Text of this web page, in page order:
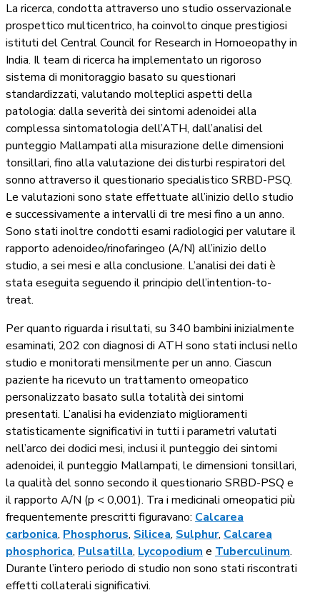
La ricerca, condotta attraverso uno studio osservazionale
prospettico multicentrico, ha coinvolto cinque prestigiosi
istituti del Central Council for Research in Homoeopathy in
India. Il team di ricerca ha implementato un rigoroso
sistema di monitoraggio basato su questionari
standardizzati, valutando molteplici aspetti della
patologia: dalla severità dei sintomi adenoidei alla
complessa sintomatologia dell’ATH, dall’analisi del
punteggio Mallampati alla misurazione delle dimensioni
tonsillari, fino alla valutazione dei disturbi respiratori del
sonno attraverso il questionario specialistico SRBD-PSQ.
Le valutazioni sono state effettuate all’inizio dello studio
e successivamente a intervalli di tre mesi fino a un anno.
Sono stati inoltre condotti esami radiologici per valutare il
rapporto adenoideo/rinofaringeo (A/N) all’inizio dello
studio, a sei mesi e alla conclusione. L’analisi dei dati è
stata eseguita seguendo il principio dell’intention-to-
treat.
Per quanto riguarda i risultati, su 340 bambini inizialmente
esaminati, 202 con diagnosi di ATH sono stati inclusi nello
studio e monitorati mensilmente per un anno. Ciascun
paziente ha ricevuto un trattamento omeopatico
personalizzato basato sulla totalità dei sintomi
presentati. L’analisi ha evidenziato miglioramenti
statisticamente significativi in tutti i parametri valutati
nell’arco dei dodici mesi, inclusi il punteggio dei sintomi
adenoidei, il punteggio Mallampati, le dimensioni tonsillari,
la qualità del sonno secondo il questionario SRBD-PSQ e
il rapporto A/N (p < 0,001). Tra i medicinali omeopatici più
frequentemente prescritti figuravano: Calcarea
carbonica, Phosphorus, Silicea, Sulphur, Calcarea
phosphorica, Pulsatilla, Lycopodium e Tuberculinum.
Durante l’intero periodo di studio non sono stati riscontrati
effetti collaterali significativi.